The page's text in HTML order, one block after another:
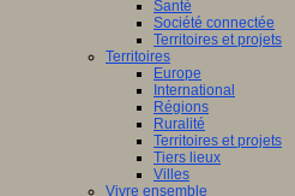
Santé
Société connectée
Territoires et projets
Territoires
Europe
International
Régions
Ruralité
Territoires et projets
Tiers lieux
Villes
Vivre ensemble